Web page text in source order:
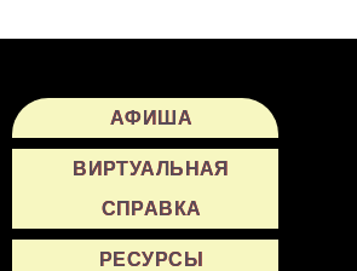
АФИША
ВИРТУАЛЬНАЯ
СПРАВКА
РЕСУРСЫ